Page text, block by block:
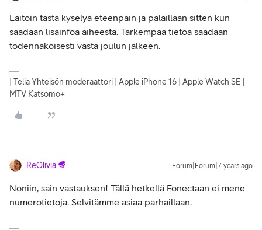
Laitoin tästä kyselyä eteenpäin ja palaillaan sitten kun
saadaan lisäinfoa aiheesta. Tarkempaa tietoa saadaan
todennäköisesti vasta joulun jälkeen.
| Telia Yhteisön moderaattori | Apple iPhone 16 | Apple Watch SE |
MTV Katsomo+
ReOlivia Forum|Forum|7 years ago
Noniin, sain vastauksen! Tällä hetkellä Fonectaan ei mene
numerotietoja. Selvitämme asiaa parhaillaan.